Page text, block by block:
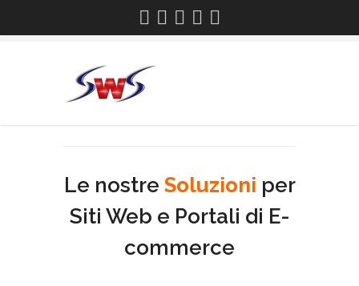
Le nostre Soluzioni per
Siti Web e Portali di E-
commerce